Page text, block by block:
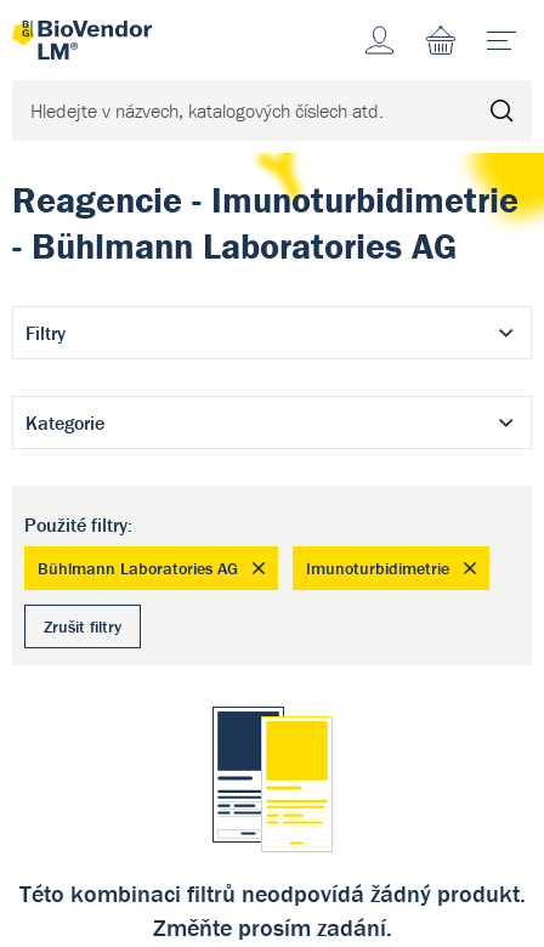
Účet
Reagencie - Imunoturbidimetrie
- Bühlmann Laboratories AG
Filtry
Kategorie
Použité filtry:
Bühlmann Laboratories AG Imunoturbidimetrie
Zrušit filtry
Této kombinaci filtrů neodpovídá žádný produkt.
Změňte prosím zadání.